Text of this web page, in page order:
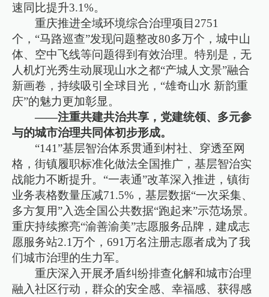
速同比提升3.1%。
重庆推进全域环境综合治理项目2751
个，“马路巡查”发现问题整改80多万个，城中山
体、空中飞线等问题得到有效治理。特别是，无
人机灯光秀生动展现山水之都“产城人文景”融合
新画卷，持续吸引全球目光，“雄奇山水 新韵重
庆”的魅力更加彰显。
——注重共建共治共享，党建统领、多元参
与的城市治理共同体初步形成。
“141”基层智治体系贯通到村社、穿透至网
格，街镇履职标准化做法全国推广，基层智治实
战能力不断提升。“一表通”改革深入推进，镇街
业务表格数量压减71.5%，基层数据“一次采集、
多方复用”入选全国公共数据“跑起来”示范场景。
重庆持续擦亮“渝善渝美”志愿服务品牌，建成志
愿服务站2.1万个，691万名注册志愿者成为了我
们城市治理的生力军。
重庆深入开展矛盾纠纷排查化解和城市治理
融入社区行动，群众的安全感、幸福感、获得感